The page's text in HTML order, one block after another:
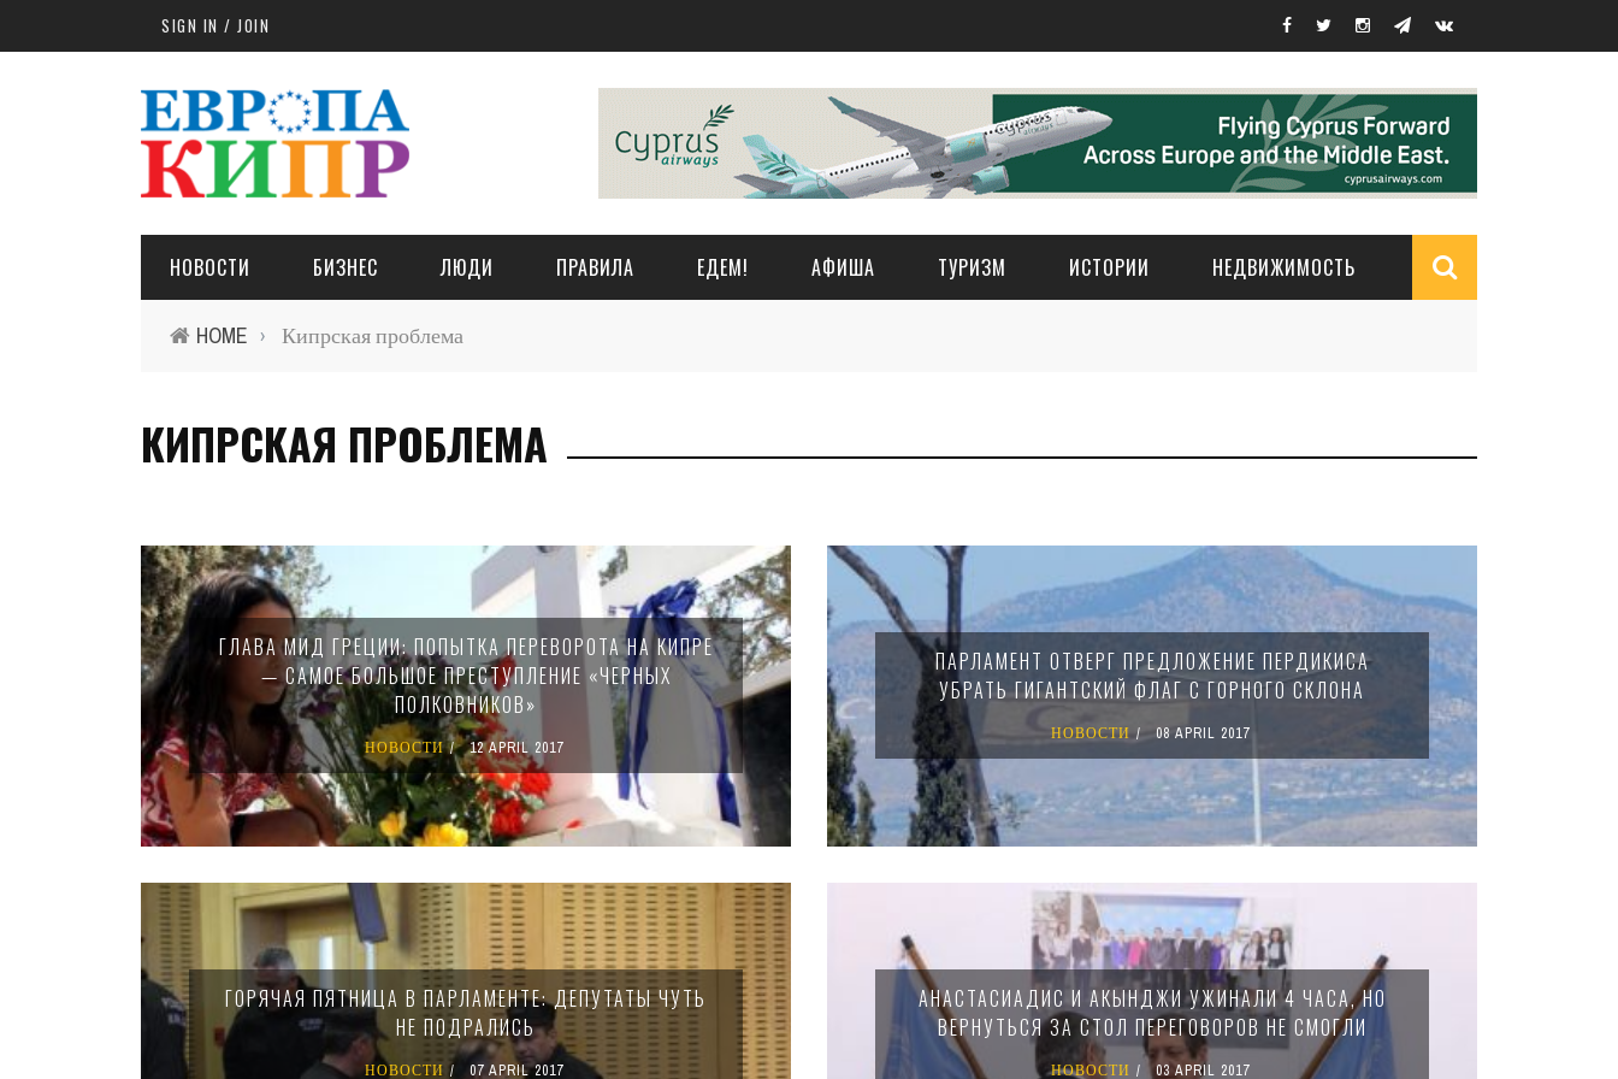
Skip to main contentSIGN IN / JOIN
НОВОСТИ БИЗНЕС ЛЮДИ ПРАВИЛА ЕДЕМ! АФИША ТУРИЗМ ИСТОРИИ НЕДВИЖИМОСТЬ
HOME › Кипрская проблема
КИПРСКАЯ ПРОБЛЕМА
ГЛАВА МИД ГРЕЦИИ: ПОПЫТКА ПЕРЕВОРОТА НА КИПРЕ
— САМОЕ БОЛЬШОЕ ПРЕСТУПЛЕНИЕ «ЧЕРНЫХ
ПОЛКОВНИКОВ»
НОВОСТИ 12 APRIL 2017
ПАРЛАМЕНТ ОТВЕРГ ПРЕДЛОЖЕНИЕ ПЕРДИКИСА
УБРАТЬ ГИГАНТСКИЙ ФЛАГ С ГОРНОГО СКЛОНА
НОВОСТИ 08 APRIL 2017
ГОРЯЧАЯ ПЯТНИЦА В ПАРЛАМЕНТЕ: ДЕПУТАТЫ ЧУТЬ
НЕ ПОДРАЛИСЬ
НОВОСТИ 07 APRIL 2017
АНАСТАСИАДИС И АКЫНДЖИ УЖИНАЛИ 4 ЧАСА, НО
ВЕРНУТЬСЯ ЗА СТОЛ ПЕРЕГОВОРОВ НЕ СМОГЛИ
НОВОСТИ 03 APRIL 2017
Pages